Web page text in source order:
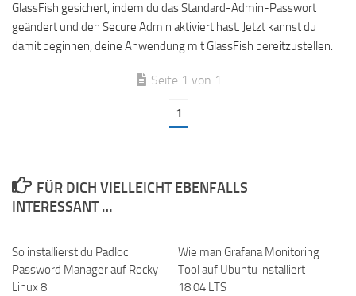
GlassFish gesichert, indem du das Standard-Admin-Passwort
geändert und den Secure Admin aktiviert hast. Jetzt kannst du
damit beginnen, deine Anwendung mit GlassFish bereitzustellen.
Seite 1 von 1
1
FÜR DICH VIELLEICHT EBENFALLS
INTERESSANT …
So installierst du Padloc
Password Manager auf Rocky
Linux 8
Wie man Grafana Monitoring
Tool auf Ubuntu installiert
18.04 LTS